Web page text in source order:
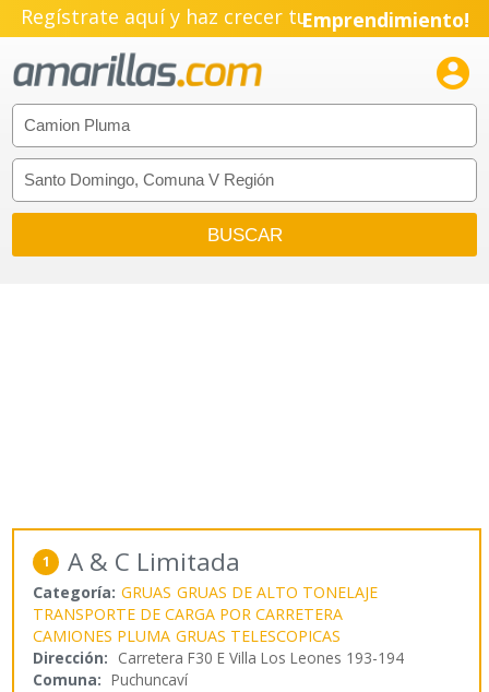
Regístrate aquí y haz crecer tuEmprendimiento!

1 A & C Limitada
Categoría: GRUAS GRUAS DE ALTO TONELAJE
TRANSPORTE DE CARGA POR CARRETERA
CAMIONES PLUMA GRUAS TELESCOPICAS
Dirección: Carretera F30 E Villa Los Leones 193-194
Comuna: Puchuncaví